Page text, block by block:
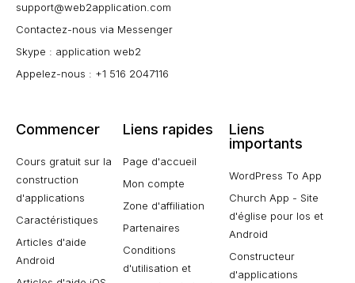
support@web2application.com
Contactez-nous via Messenger
Skype : application web2
Appelez-nous : +1 516 2047116
Commencer
Cours gratuit sur la
construction
d'applications
Caractéristiques
Articles d'aide
Android
Liens rapides
Page d'accueil
Mon compte
Zone d'affiliation
Partenaires
Conditions
d'utilisation et
Liens
importants
WordPress To App
Church App - Site
d'église pour Ios et
Android
Constructeur
d'applications